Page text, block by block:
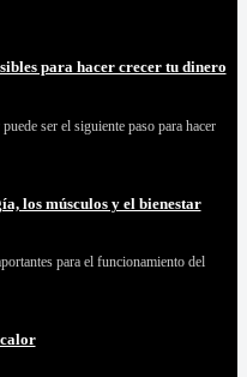
para hacer crecer tu dinero
ser el siguiente paso para hacer
los músculos y el bienestar
para el funcionamiento del